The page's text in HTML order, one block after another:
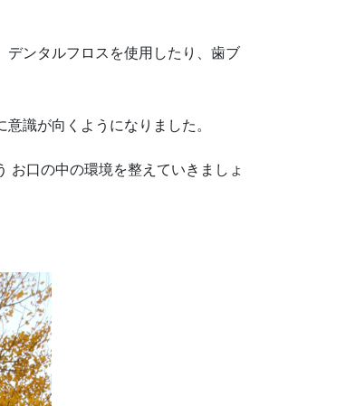
ンタルフロスを使用したり、歯ブ
識が向くようになりました。
お口の中の環境を整えていきましょ